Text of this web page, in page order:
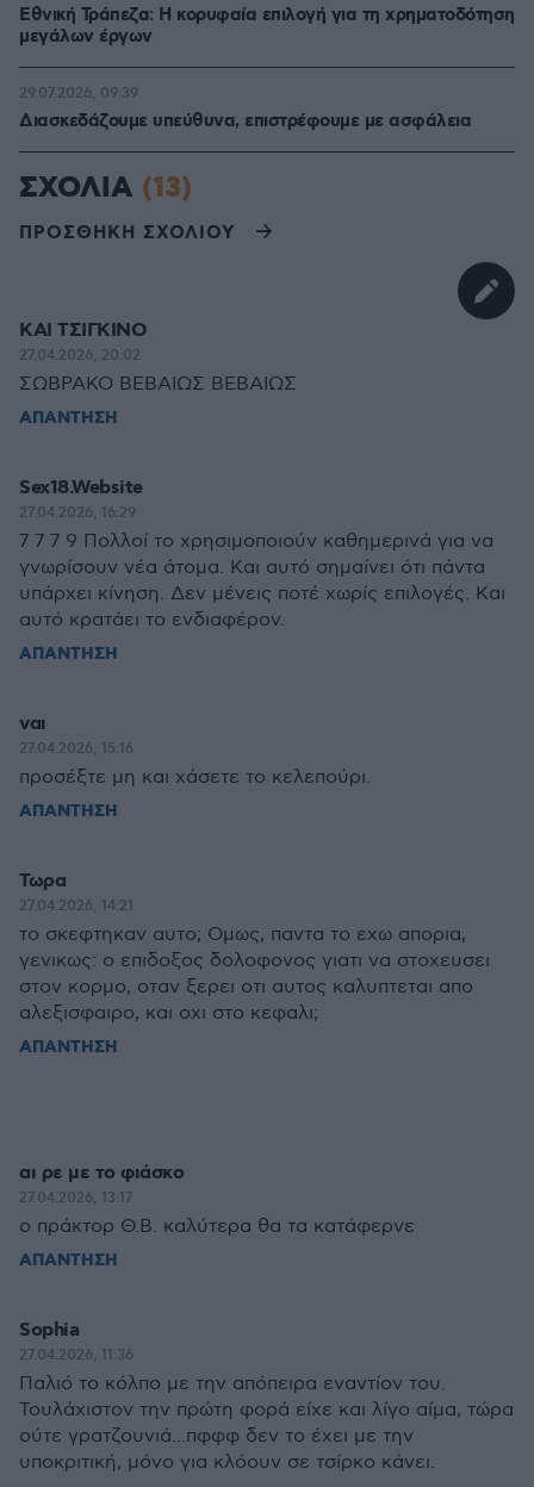
Εθνική Τράπεζα: Η κορυφαία επιλογή για τη χρηματοδότηση
μεγάλων έργων
Διασκεδάζουμε υπεύθυνα, επιστρέφουμε με ασφάλεια
29.07.2026, 09:39
ΣΧΟΛΙΑ (13)
ΠΡΟΣΘΗΚΗ ΣΧΟΛΙΟΥ
ΚΑΙ ΤΣΙΓΚΙΝΟ
27.04.2026, 20:02
ΣΩΒΡΑΚΟ ΒΕΒΑΙΩΣ ΒΕΒΑΙΩΣ
ΑΠΑΝΤΗΣΗ
Sex18.Website
27.04.2026, 16:29
7 7 7 9 Πολλοί το χρησιμοποιούν καθημερινά για να
γνωρίσουν νέα άτομα. Και αυτό σημαίνει ότι πάντα
υπάρχει κίνηση. Δεν μένεις ποτέ χωρίς επιλογές. Και
αυτό κρατάει το ενδιαφέρον.
ΑΠΑΝΤΗΣΗ
ναι
27.04.2026, 15:16
προσέξτε μη και χάσετε το κελεπούρι.
ΑΠΑΝΤΗΣΗ
Τωρα
27.04.2026, 14:21
το σκεφτηκαν αυτο; Ομως, παντα το εχω απορια,
γενικως: ο επιδοξος δολοφονος γιατι να στοχευσει
στον κορμο, οταν ξερει οτι αυτος καλυπτεται απο
αλεξισφαιρο, και οχι στο κεφαλι;
ΑΠΑΝΤΗΣΗ
αι ρε με το φιάσκο
27.04.2026, 13:17
ο πράκτορ Θ.Β. καλύτερα θα τα κατάφερνε
ΑΠΑΝΤΗΣΗ
Sophia
27.04.2026, 11:36
Παλιό το κόλπο με την απόπειρα εναντίον του.
Τουλάχιστον την πρώτη φορά είχε και λίγο αίμα, τώρα
ούτε γρατζουνιά...πφφφ δεν το έχει με την
υποκριτική, μόνο για κλόουν σε τσίρκο κάνει.